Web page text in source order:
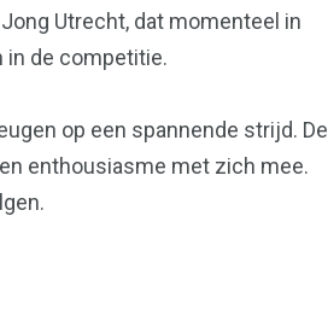
Utrecht, dat momenteel in
in de competitie.
op een spannende strijd. De
enthousiasme met zich mee.